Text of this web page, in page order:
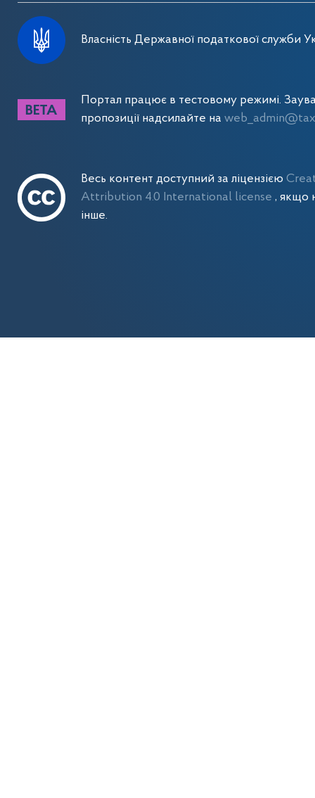
Власність Державної податкової служби
Портал працює в тестовому режимі.
пропозиції надсилайте на
Весь контент доступний за ліцензією
Attribution 4.0 International license , якщо
інше.